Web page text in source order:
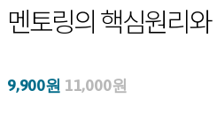
멘토링의 핵심원리
9,900원 11,000원